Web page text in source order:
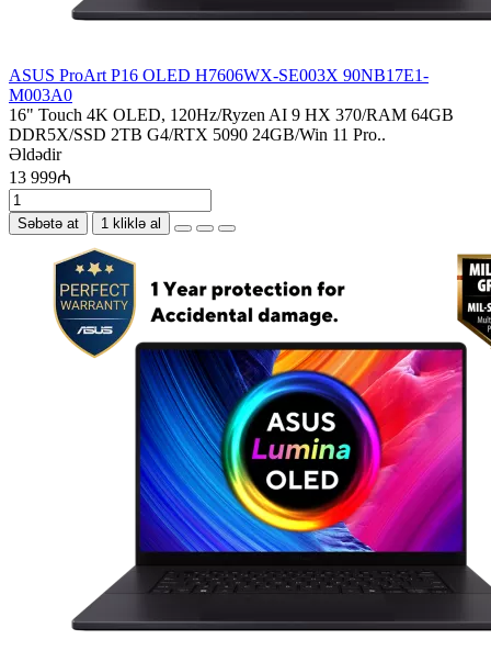
ASUS ProArt P16 OLED H7606WX-SE003X 90NB17E1-
M003A0
16" Touch 4K OLED, 120Hz/Ryzen AI 9 HX 370/RAM 64GB
DDR5X/SSD 2TB G4/RTX 5090 24GB/Win 11 Pro..
Əldədir
13 999₼
Səbətə at 1 kliklə al